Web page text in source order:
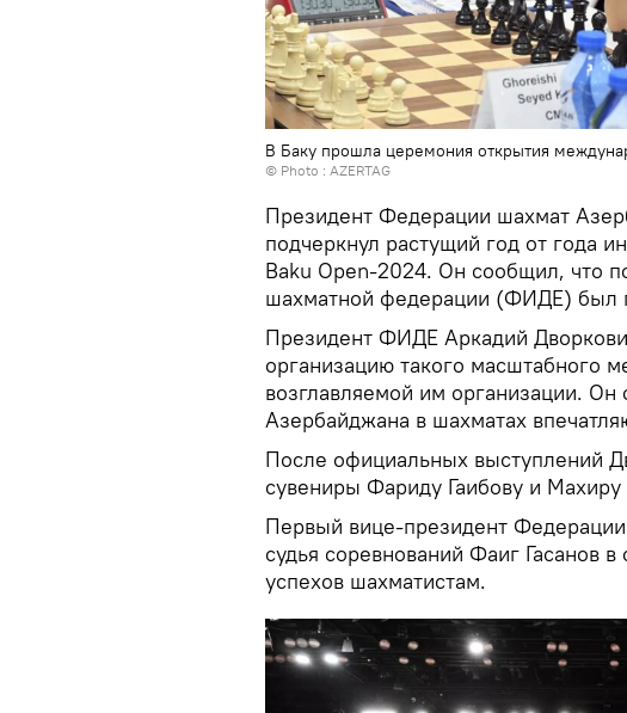
В Баку прошла церемония открытия
© Photo : AZERTAG
Президент Федерации шахмат
подчеркнул растущий год от года
Baku Open-2024. Он сообщил, что
шахматной федерации (ФИДЕ) был
Президент ФИДЕ Аркадий
организацию такого масштабного
возглавляемой им организации. Он
Азербайджана в шахматах
После официальных выступлений
сувениры Фариду Гаибову и
Первый вице-президент
судья соревнований Фаиг Гасанов
успехов шахматистам.